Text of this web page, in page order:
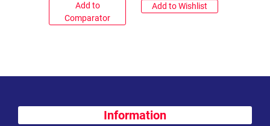
Add to
Comparator
Add to Wishlist
Information